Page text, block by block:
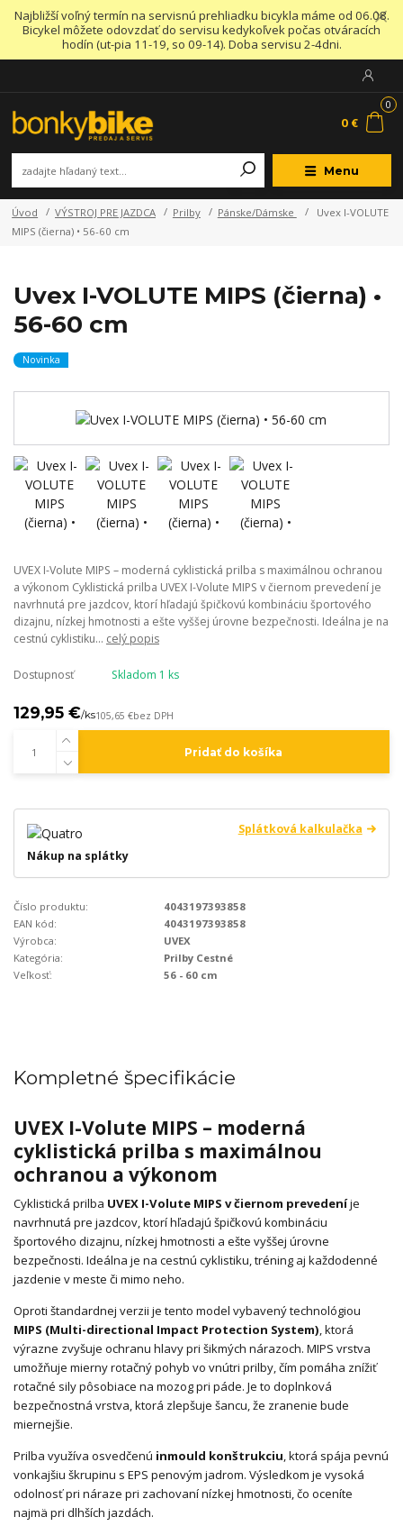
Najbližší voľný termín na servisnú prehliadku bicykla máme od 06.08.
Bicykel môžete odovzdať do servisu kedykoľvek počas otváracích
hodín (ut-pia 11-19, so 09-14). Doba servisu 2-4dni.
Menu
0
0 €
Úvod VÝSTROJ PRE JAZDCA Prilby Pánske/Dámske
Uvex I-VOLUTE
MIPS (čierna) • 56-60 cm
Uvex I-VOLUTE MIPS (čierna) •
56-60 cm
Novinka
UVEX I-Volute MIPS – moderná cyklistická prilba s maximálnou ochranou
a výkonom Cyklistická prilba UVEX I-Volute MIPS v čiernom prevedení je
navrhnutá pre jazdcov, ktorí hľadajú špičkovú kombináciu športového
dizajnu, nízkej hmotnosti a ešte vyššej úrovne bezpečnosti. Ideálna je na
cestnú cyklistiku... celý popis
Dostupnosť Skladom 1 ks
129,95 €/ks105,65 €bez DPH
Pridať do košíka
Splátková kalkulačka
Nákup na splátky
Číslo produktu:
4043197393858
EAN kód:
4043197393858
Výrobca:
UVEX
Kategória:
Prilby Cestné
Veľkosť:
56 - 60 cm
Kompletné špecifikácie
UVEX I-Volute MIPS – moderná
cyklistická prilba s maximálnou
ochranou a výkonom
Cyklistická prilba UVEX I-Volute MIPS v čiernom prevedeníje
navrhnutá pre jazdcov, ktorí hľadajú špičkovú kombináciu
športového dizajnu, nízkej hmotnosti a ešte vyššej úrovne
bezpečnosti. Ideálna je na cestnú cyklistiku, tréning aj každodenné
jazdenie v meste či mimo neho.
Oproti štandardnej verzii je tento model vybavený technológiou
MIPS (Multi-directional Impact Protection System), ktorá
výrazne zvyšuje ochranu hlavy pri šikmých nárazoch. MIPS vrstva
umožňuje mierny rotačný pohyb vo vnútri prilby, čím pomáha znížiť
rotačné sily pôsobiace na mozog pri páde. Je to doplnková
bezpečnostná vrstva, ktorá zlepšuje šancu, že zranenie bude
miernejšie.
Prilba využíva osvedčenú inmould konštrukciu, ktorá spája pevnú
vonkajšiu škrupinu s EPS penovým jadrom. Výsledkom je vysoká
odolnosť pri náraze pri zachovaní nízkej hmotnosti, čo oceníte
najmä pri dlhších jazdách.